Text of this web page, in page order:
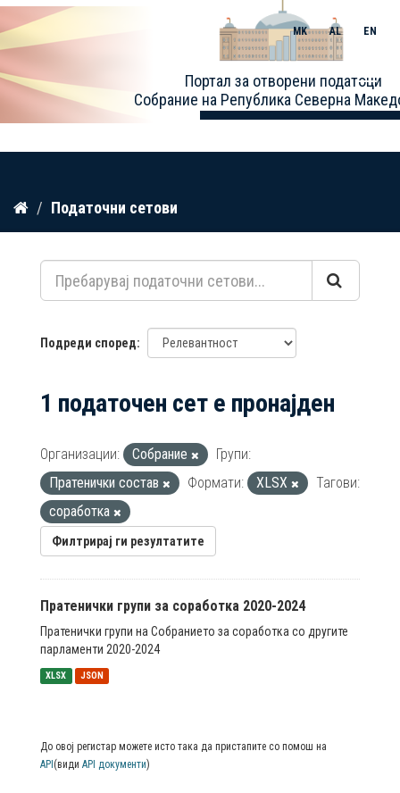
Прескокнете
содржина
Портал за отворени податоци
Собрание на Република Северна
MK AL EN
Toggle
Податочни сетови
Подреди според
1 податочен сет е пронајден
Организации: Собрание
Групи:
Пратенички состав
Формати: XLSX
Тагови:
соработка
Филтрирај ги резултатите
Пратенички групи за соработка 2020-2024
Пратенички групи на Собранието за соработка со другите
парламенти 2020-2024
XLSX JSON
До овој регистар можете исто така да пристапите со помош на
API (види API документи)